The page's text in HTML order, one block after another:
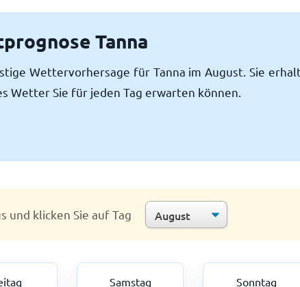
Tanna
Wettervorhersage für Tanna im August. Sie
Wetter Sie für jeden Tag erwarten können.
und klicken Sie auf Tag
Samstag Sonntag